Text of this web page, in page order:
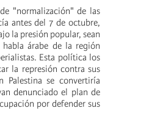
"normalización" de las
antes del 7 de octubre,
la presión popular, sean
árabe de la región
Esta política los
la represión contra sus
Palestina se convertiría
denunciado el plan de
por defender sus